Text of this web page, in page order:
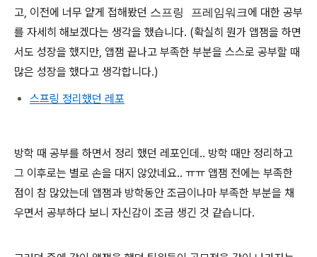
고, 이전에 너무 얕게 접해봤던 스프링 프레임워크에 대한 공부
를 자세히 해보겠다는 생각을 했습니다. (확실히 뭔가 앱잼을 하면
서도 성장을 했지만, 앱잼 끝나고 부족한 부분을 스스로 공부할 때
많은 성장을 했다고 생각합니다.)
스프링 정리했던 레포
방학 때 공부를 하면서 정리 했던 레포인데.. 방학 때만 정리하고
그 이후로는 별로 손을 대지 않았네요.. ㅠㅠ 앱잼 전에는 부족한
점이 참 많았는데 앱잼과 방학동안 조금이나마 부족한 부분을 채
우면서 공부하다 보니 자신감이 조금 생긴 것 같습니다.